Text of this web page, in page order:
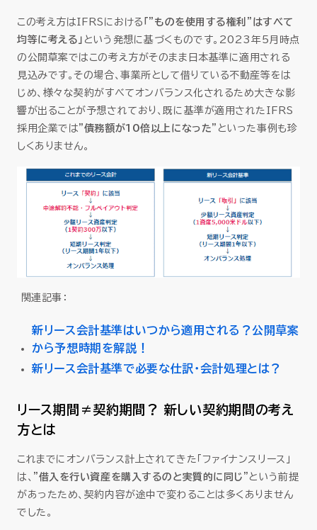
この考え方はIFRSにおける 「”ものを使用する権利”はすべて
均等に考える」 という発想に基づくものです。2023年5月時点
の公開草案ではこの考え方がそのまま日本基準に適用される
見込みです。その場合、事業所として借りている不動産等をは
じめ、様々な契約がすべてオンバランス化されるため大きな影
響が出ることが予想されており、既に基準が適用されたIFRS
採用企業では”債務額が10倍以上になった” といった事例も珍
しくありません。
関連記事：
新リース会計基準はいつから適用される？公開草案
から予想時期を解説！
新リース会計基準で必要な仕訳・会計処理とは？
リース期間≠契約期間？ 新しい契約期間の考え
方とは
これまでにオンバランス計上されてきた「ファイナンスリース」
は、 ”借入を行い資産を購入するのと実質的に同じ” という前提
があったため、契約内容が途中で変わることは多くありません
でした。